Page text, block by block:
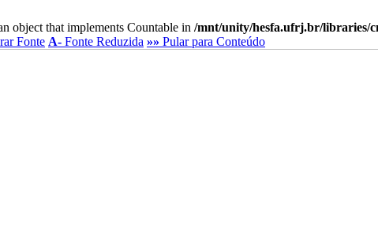
object that implements Countable in /mnt/unity/hesfa.ufrj.br/libraries/
Fonte A- Fonte Reduzida »» Pular para Conteúdo